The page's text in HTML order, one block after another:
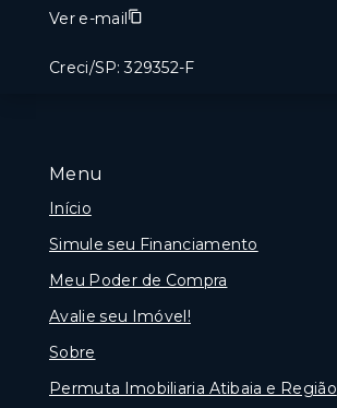
Menu
Início
Simule seu Financiamento
Meu Poder de Compra
Avalie seu Imóvel!
Sobre
Permuta Imobiliaria Atibaia e Região
Ver e-mail
Creci/SP: 329352-F